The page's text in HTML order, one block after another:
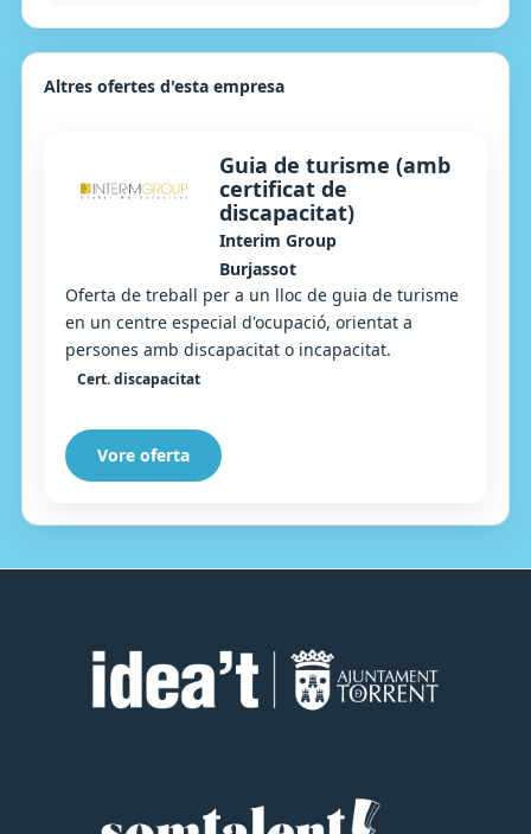
Altres ofertes d'esta empresa
Guia de turisme (amb
certificat de
discapacitat)
Interim Group
Burjassot
Oferta de treball per a un lloc de guia de turisme
en un centre especial d'ocupació, orientat a
persones amb discapacitat o incapacitat.
Cert. discapacitat
Vore oferta